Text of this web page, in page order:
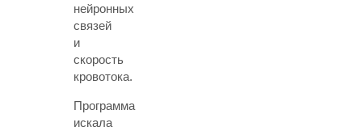
нейронных
связей
и
скорость
кровотока.
Программа
искала